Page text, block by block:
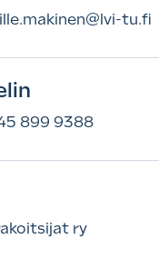
tu.fi
899 9388
ry